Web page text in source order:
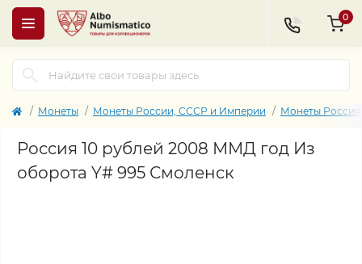
0
Монеты Монеты России, СССР и Империи Монеты Россия
Россия 10 рублей 2008 ММД год Из
оборота Y# 995 Смоленск